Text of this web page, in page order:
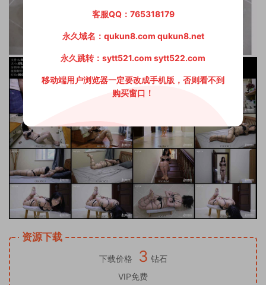
资源下载
下载价格 3 钻石
VIP免费
客服QQ：765318179
永久域名：qukun8.com qukun8.net
永久跳转：sytt521.com sytt522.com
移动端用户浏览器一定要改成手机版，否则看不到
购买窗口！